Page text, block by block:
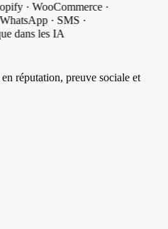
· WooCommerce ·
· SMS ·
dans les IA
réputation, preuve sociale et